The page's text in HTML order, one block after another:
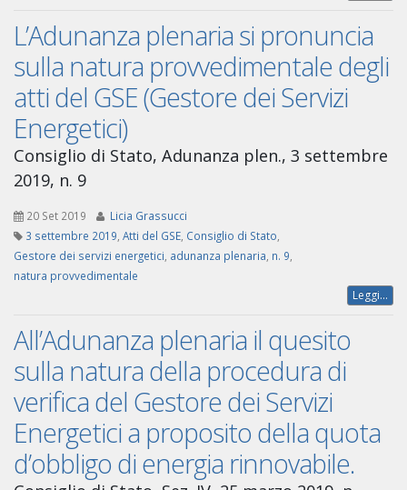
L’Adunanza plenaria si pronuncia
sulla natura provvedimentale degli
atti del GSE (Gestore dei Servizi
Energetici)
Consiglio di Stato, Adunanza plen., 3 settembre
2019, n. 9
20 Set 2019
Licia Grassucci
3 settembre 2019 Atti del GSE Consiglio di Stato
Gestore dei servizi energetici adunanza plenaria n. 9
natura provvedimentale
Leggi...
All’Adunanza plenaria il quesito
sulla natura della procedura di
verifica del Gestore dei Servizi
Energetici a proposito della quota
d’obbligo di energia rinnovabile.